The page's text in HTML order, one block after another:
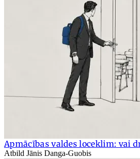
Apmācības valdes loceklim: vai
Atbild Jānis Danga-Guobis